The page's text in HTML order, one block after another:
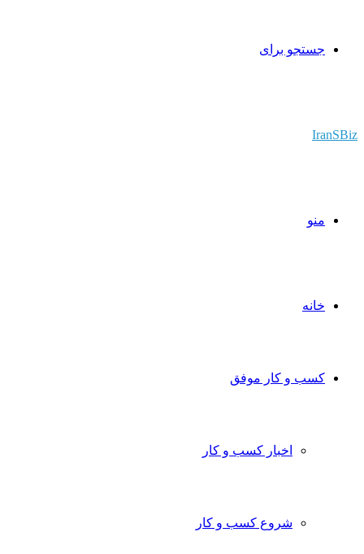
جستجو برای
IranSBiz
منو
خانه
کسب و کار موفق
اخبار کسب و کار
شروع کسب و کار